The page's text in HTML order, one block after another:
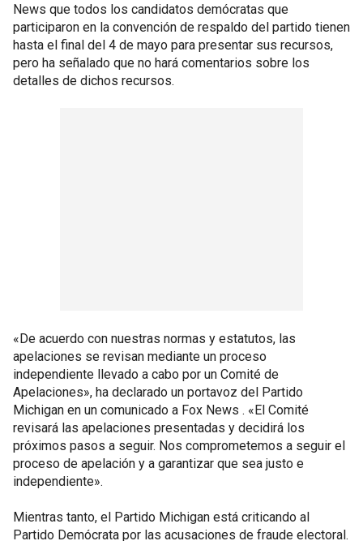
News que todos los candidatos demócratas que
participaron en la convención de respaldo del partido tienen
hasta el final del 4 de mayo para presentar sus recursos,
pero ha señalado que no hará comentarios sobre los
detalles de dichos recursos.
«De acuerdo con nuestras normas y estatutos, las
apelaciones se revisan mediante un proceso
independiente llevado a cabo por un Comité de
Apelaciones», ha declarado un portavoz del Partido
Michigan en un comunicado a Fox News . «El Comité
revisará las apelaciones presentadas y decidirá los
próximos pasos a seguir. Nos comprometemos a seguir el
proceso de apelación y a garantizar que sea justo e
independiente».
Mientras tanto, el Partido Michigan está criticando al
Partido Demócrata por las acusaciones de fraude electoral.